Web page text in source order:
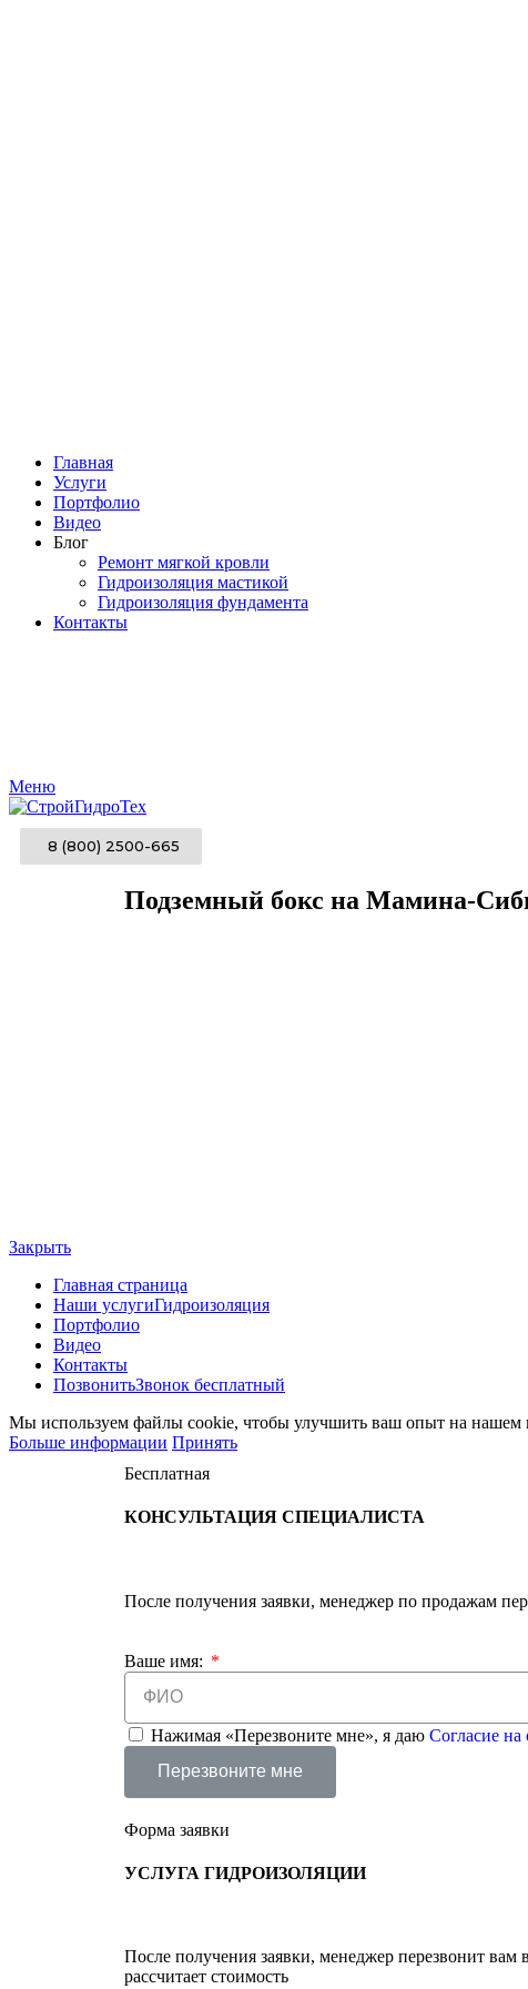
Главная
Услуги
Портфолио
Видео
Блог
Ремонт мягкой кровли
Гидроизоляция мастикой
Гидроизоляция фундамента
Контакты
Меню
8 (800) 2500-665
Подземный бокс на Мамина-
Закрыть
Главная страница
Наши услугиГидроизоляция
Портфолио
Видео
Контакты
ПозвонитьЗвонок бесплатный
Мы используем файлы cookie, чтобы улучшить ваш опыт на нашем
Больше информации Принять
Бесплатная
КОНСУЛЬТАЦИЯ СПЕЦИАЛИСТА
После получения заявки, менеджер по продажам
Ваше имя:
Нажимая «Перезвоните мне», я даю Согласие
Перезвоните мне
Форма заявки
УСЛУГА ГИДРОИЗОЛЯЦИИ
После получения заявки, менеджер перезвонит вам
рассчитает стоимость